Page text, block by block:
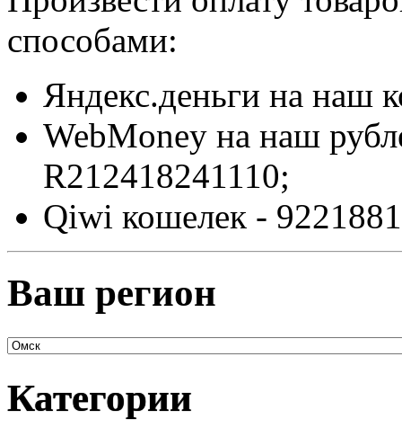
способами:
Яндекс.деньги на наш
WebMoney на наш
R212418241110;
Qiwi кошелек -
Ваш регион
Категории